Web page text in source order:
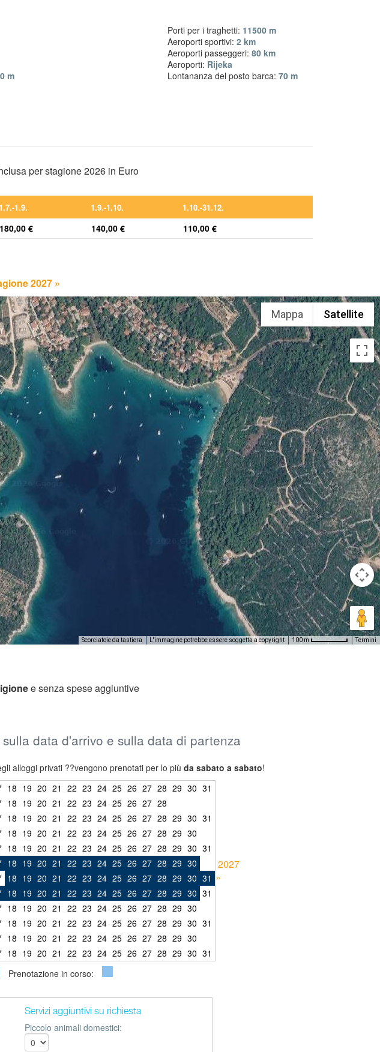
m
Porti per i traghetti: 11500 m
Aeroporti sportivi:2 km
Aeroporti passeggeri:80 km
Aeroporti: Rijeka
Lontananza del posto barca:70 m
per stagione 2026 in Euro
1.7.-1.9. 1.9.-1.10. 1.10.-31.12.
180,00 € 140,00 € 110,00 €
2027 »
Mappa Satellite
Scorciatoie da tastiera L'immagine potrebbe essere soggetta a copyright 100 m Termini
e senza spese aggiuntive
data d'arrivo e sulla data di partenza
alloggi privati ??vengono prenotati per lo più da sabato a sabato!
18 19 20 21 22 23 24 25 26 27 28 29 30 31
18 19 20 21 22 23 24 25 26 27 28
18 19 20 21 22 23 24 25 26 27 28 29 30 31
18 19 20 21 22 23 24 25 26 27 28 29 30
18 19 20 21 22 23 24 25 26 27 28 29 30 31
18 19 20 21 22 23 24 25 26 27 28 29 30
18 19 20 21 22 23 24 25 26 27 28 29 30 31
18 19 20 21 22 23 24 25 26 27 28 29 30 31
18 19 20 21 22 23 24 25 26 27 28 29 30
18 19 20 21 22 23 24 25 26 27 28 29 30 31
18 19 20 21 22 23 24 25 26 27 28 29 30
18 19 20 21 22 23 24 25 26 27 28 29 30 31
2027
»
Prenotazione in corso:
Servizi aggiuntivi su richiesta
Piccolo animali domestici: